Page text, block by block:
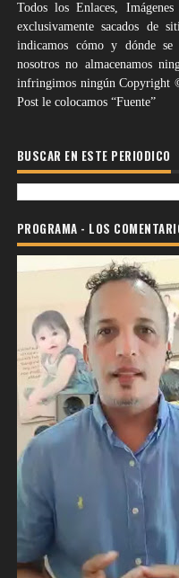
Todos los Enlaces,
exclusivamente sacados de
indicamos cómo y dónde se
nosotros no almacenamos
infringimos ningún Copyright
Post le colocamos “Fuente”
BUSCAR EN ESTE PERIODICO
PROGRAMA - LOS